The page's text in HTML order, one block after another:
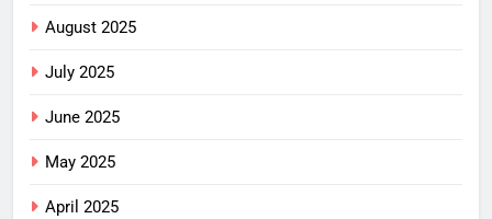
August 2025
July 2025
June 2025
May 2025
April 2025